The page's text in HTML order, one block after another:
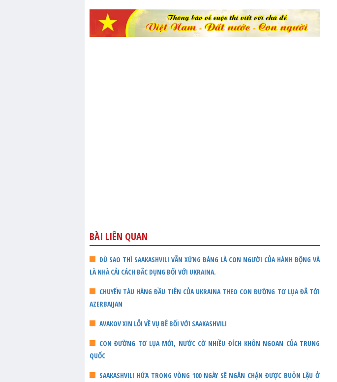
BÀI LIÊN QUAN
DÙ SAO THÌ SAAKASHVILI VẪN XỨNG ĐÁNG LÀ CON NGƯỜI CỦA HÀNH ĐỘNG VÀ
LÀ NHÀ CẢI CÁCH ĐẮC DỤNG ĐỐI VỚI UKRAINA.
CHUYẾN TÀU HÀNG ĐẦU TIÊN CỦA UKRAINA THEO CON ĐƯỜNG TƠ LỤA ĐÃ TỚI
AZERBAIJAN
AVAKOV XIN LỖI VỀ VỤ BÊ BỐI VỚI SAAKASHVILI
CON ĐƯỜNG TƠ LỤA MỚI, NƯỚC CỜ NHIỀU ĐÍCH KHÔN NGOAN CỦA TRUNG
QUỐC
SAAKASHVILI HỨA TRONG VÒNG 100 NGÀY SẼ NGĂN CHẶN ĐƯỢC BUÔN LẬU Ở